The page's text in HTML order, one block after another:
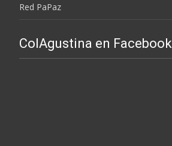
Red PaPaz
ColAgustina en Facebook